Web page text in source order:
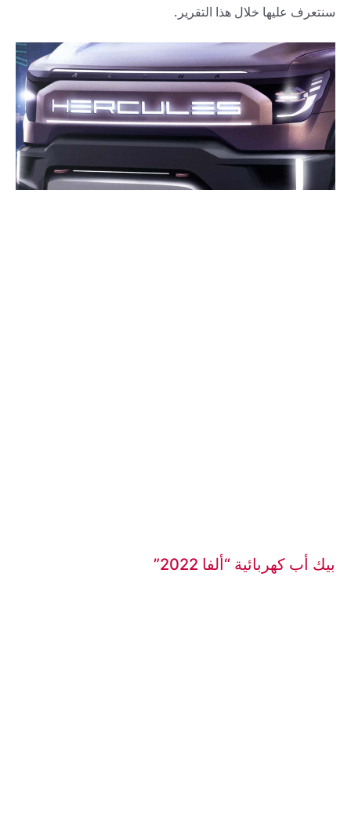
سنتعرف عليها خلال هذا التقرير.
بيك أب كهربائية “ألفا 2022”